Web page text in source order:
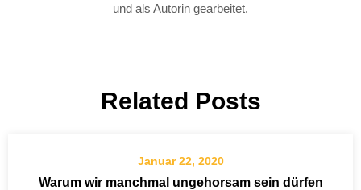
und als Autorin gearbeitet.
Related Posts
Januar 22, 2020
Warum wir manchmal ungehorsam sein dürfen